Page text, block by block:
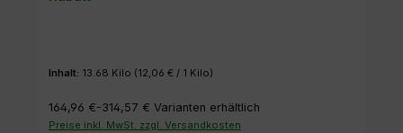
Inhalt: 13.68 Kilo (12,06 € / 1 Kilo)
164,96 €-314,57 € Varianten erhältlich
Preise inkl. MwSt. zzgl. Versandkosten